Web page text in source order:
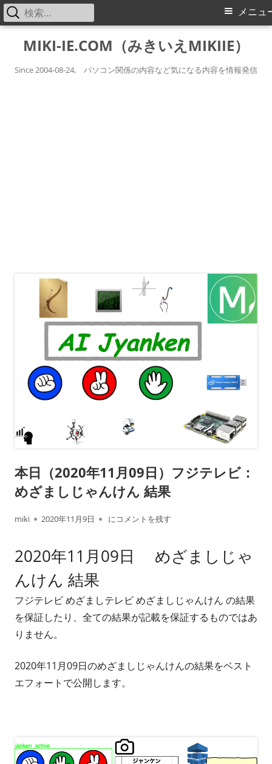
MIKI-IE.COM（みきいえMIKIIE）
Since 2004-08-24, パソコン関係の内容など気になる内容を情報発信
メ
メニュ
検
索:
本日（2020年11月09日）フジテレビ：
めざましじゃんけん 結果
作
者
miki
公
日
2020年11月9日 本日（2020年11月09日）フジテレビ： めざま
にコメントを残す
2020年11月09日 めざましじゃ
んけん 結果
フジテレビ めざましテレビ めざましじゃんけん の結果
を保証したり、全ての結果が記載を保証するものではあ
りません。
2020年11月09日のめざましじゃんけんの結果をベスト
エフォートで公開します。